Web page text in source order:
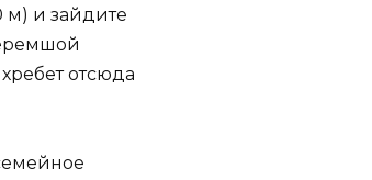
м) и зайдите
отсюда